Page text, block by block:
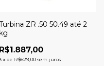
ZR .50 50.49 até 2
R$1.887,00
x de R$629,00 sem juros